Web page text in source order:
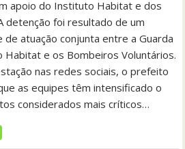
apoio do Instituto Habitat e dos
detenção foi resultado de um
atuação conjunta entre a Guarda
Habitat e os Bombeiros Voluntários.
nas redes sociais, o prefeito
as equipes têm intensificado o
considerados mais críticos…